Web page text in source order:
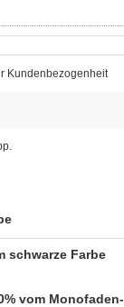
Kundenbezogenheit
schwarze Farbe
vom Monofaden-